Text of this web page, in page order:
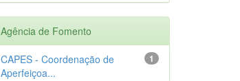
Agência de Fomento
1
CAPES - Coordenação de
Aperfeiçoa...